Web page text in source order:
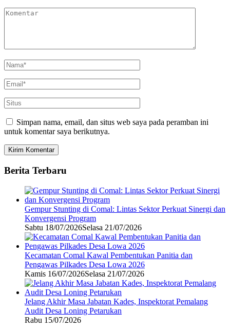
Simpan nama, email, dan situs web saya pada peramban ini
untuk komentar saya berikutnya.
Berita Terbaru
Gempur Stunting di Comal: Lintas Sektor Perkuat Sinergi dan
Konvergensi Program
Sabtu 18/07/2026Selasa 21/07/2026
Kecamatan Comal Kawal Pembentukan Panitia dan
Pengawas Pilkades Desa Lowa 2026
Kamis 16/07/2026Selasa 21/07/2026
Jelang Akhir Masa Jabatan Kades, Inspektorat Pemalang
Audit Desa Loning Petarukan
Rabu 15/07/2026